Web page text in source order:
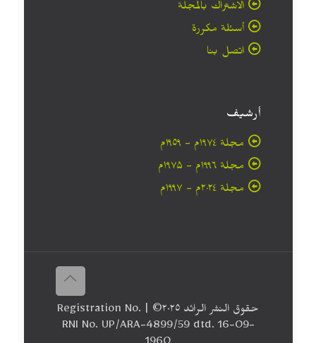
الاشتراك بالمجلة
أسئلة مكررة
اتصل بنا
أرشيف
مجلة ۱۹۷٤م - ١٩٥٩م
مجلة ۱۹۹٦م - ۱۹۷۵م
مجلة ۲۰۲٤م - ۱۹۹۷م
حقوق النشر الرائد ٢٠۲٥© | Registration No.
RNI No. UP/ARA-4899/59 dtd. 16-09-